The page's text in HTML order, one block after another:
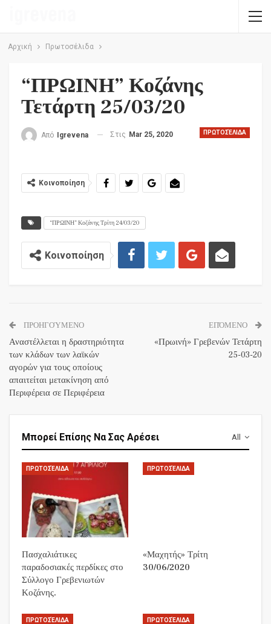
Αρχική Πρωτοσέλιδα
“ΠΡΩΙΝΗ” Κοζάνης
Τετάρτη 25/03/20
ΠΡΩΤΟΣΈΛΙΔΑ
Από Igrevena Στις Mar 25, 2020
Κοινοποίηση
“ΠΡΩΙΝΗ” Κοζάνης Τρίτη 24/03/20
Κοινοποίηση
ΠΡΟΗΓΟΎΜΕΝΟ
Αναστέλλεται η δραστηριότητα
των κλάδων των λαϊκών
αγορών για τους οποίους
απαιτείται μετακίνηση από
Περιφέρεια σε Περιφέρεια
ΕΠΌΜΕΝΟ
«Πρωινή» Γρεβενών Τετάρτη
25-03-20
All
Μπορεί Επίσης Να Σας Αρέσει
ΠΡΩΤΟΣΈΛΙΔΑ
Πασχαλιάτικες
παραδοσιακές περδίκες στο
Σύλλογο Γρεβενιωτών
Κοζάνης.
ΠΡΩΤΟΣΈΛΙΔΑ
«Μαχητής» Τρίτη
30/06/2020
ΠΡΩΤΟΣΈΛΙΔΑ ΠΡΩΤΟΣΈΛΙΔΑ